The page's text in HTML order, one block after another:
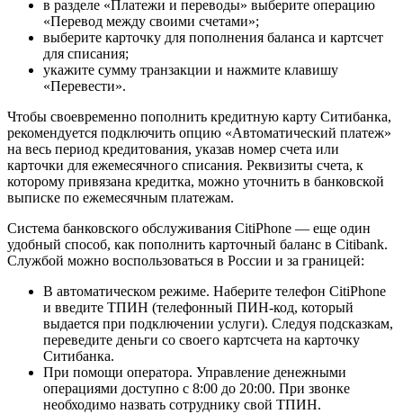
в разделе «Платежи и переводы» выберите операцию
«Перевод между своими счетами»;
выберите карточку для пополнения баланса и картсчет
для списания;
укажите сумму транзакции и нажмите клавишу
«Перевести».
Чтобы своевременно пополнить кредитную карту Ситибанка,
рекомендуется подключить опцию «Автоматический платеж»
на весь период кредитования, указав номер счета или
карточки для ежемесячного списания. Реквизиты счета, к
которому привязана кредитка, можно уточнить в банковской
выписке по ежемесячным платежам.
Система банковского обслуживания CitiPhone — еще один
удобный способ, как пополнить карточный баланс в Citibank.
Службой можно воспользоваться в России и за границей:
В автоматическом режиме. Наберите телефон CitiPhone
и введите ТПИН (телефонный ПИН-код, который
выдается при подключении услуги). Следуя подсказкам,
переведите деньги со своего картсчета на карточку
Ситибанка.
При помощи оператора. Управление денежными
операциями доступно с 8:00 до 20:00. При звонке
необходимо назвать сотруднику свой ТПИН.